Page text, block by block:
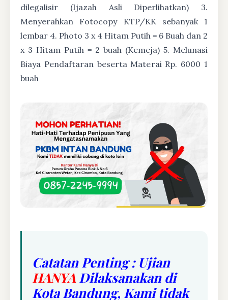
dilegalisir (Ijazah Asli Diperlihatkan) 3.
Menyerahkan Fotocopy KTP/KK sebanyak 1
lembar 4. Photo 3 x 4 Hitam Putih = 6 Buah dan 2
x 3 Hitam Putih = 2 buah (Kemeja) 5. Melunasi
Biaya Pendaftaran beserta Materai Rp. 6000 1
buah
Catatan Penting : Ujian
HANYA Dilaksanakan di
Kota Bandung, Kami tidak